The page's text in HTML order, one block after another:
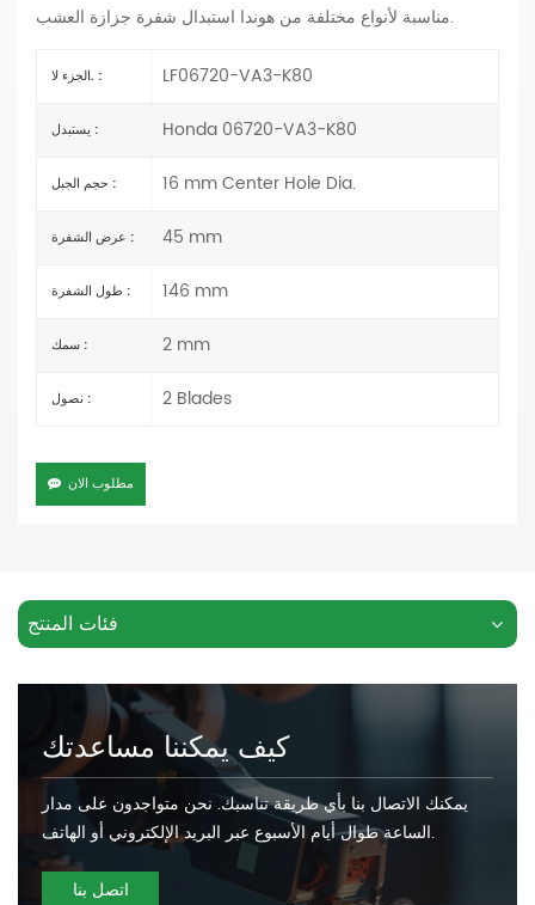
مناسبة لأنواع مختلفة من هوندا
الجزء لا. : LF06720-VA3-K80
يستبدل : Honda 06720-VA3-K80
حجم الجبل : 16 mm Center Hole Dia.
عرض الشفرة : 45 mm
طول الشفرة : 146 mm
سمك : 2 mm
نصول : 2 Blades
مطلوب الان
فئات المنتج
كيف يمكننا مساعدتك
يمكنك الاتصال بنا بأي طريقة تناسبك. نحن متواجدون على مدار
الساعة طوال أيام الأسبوع عبر البريد الإلكتروني أو الهاتف.
اتصل بنا